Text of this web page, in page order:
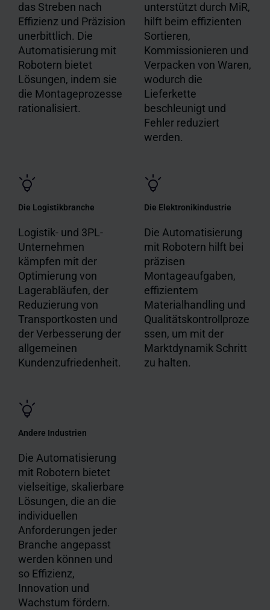
das Streben nach
Effizienz und Präzision
unerbittlich. Die
Automatisierung mit
Robotern bietet
Lösungen, indem sie
die Montageprozesse
rationalisiert.
unterstützt durch MiR,
hilft beim effizienten
Sortieren,
Kommissionieren und
Verpacken von Waren,
wodurch die
Lieferkette
beschleunigt und
Fehler reduziert
werden.
Die Logistikbranche
Logistik- und 3PL-
Unternehmen
kämpfen mit der
Optimierung von
Lagerabläufen, der
Reduzierung von
Transportkosten und
der Verbesserung der
allgemeinen
Kundenzufriedenheit.
Die Elektronikindustrie
Die Automatisierung
mit Robotern hilft bei
präzisen
Montageaufgaben,
effizientem
Materialhandling und
Qualitätskontrollproze
ssen, um mit der
Marktdynamik Schritt
zu halten.
Andere Industrien
Die Automatisierung
mit Robotern bietet
vielseitige, skalierbare
Lösungen, die an die
individuellen
Anforderungen jeder
Branche angepasst
werden können und
so Effizienz,
Innovation und
Wachstum fördern.